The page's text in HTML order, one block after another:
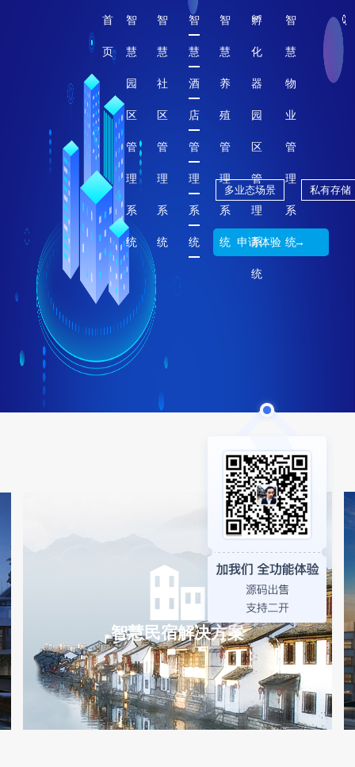
首
页
智
慧
园
区
管
理
系
统
智
慧
社
区
管
理
系
统
智
慧
酒
店
管
理
系
统
智
慧
养
殖
管
理
系
统
孵
化
器
园
区
管
理
系
统
智
慧
物
业
管
理
系
统
多业态场景 私有存储
申请体验 →
智慧民宿解决方案